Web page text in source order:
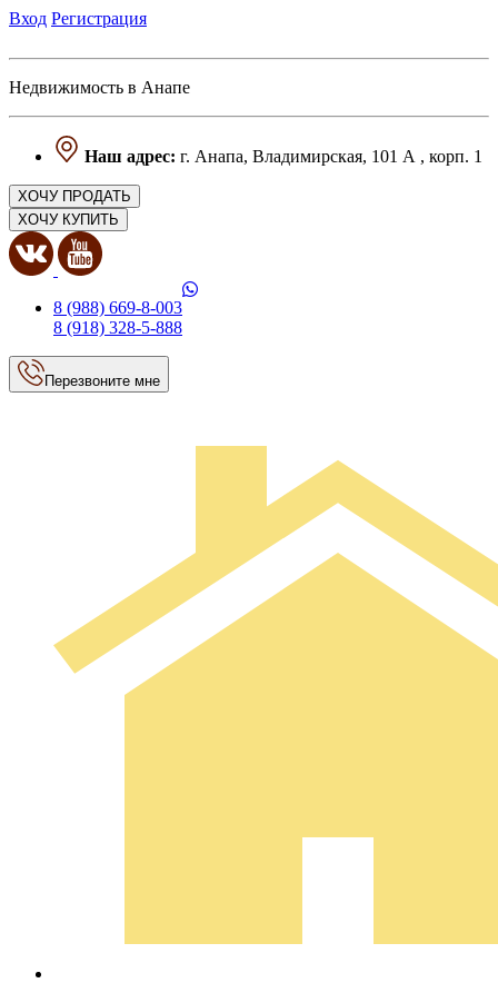
Вход Регистрация
Недвижимость в Анапе
Наш адрес: г. Анапа, Владимирская, 101 А , корп. 1
ХОЧУ ПРОДАТЬ
ХОЧУ КУПИТЬ
8 (988) 669-8-003
8 (918) 328-5-888
Перезвоните мне